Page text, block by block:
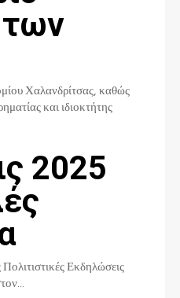
των
Χαλανδρίτσας, καθώς
και ιδιοκτήτης
2025
Εκδηλώσεις